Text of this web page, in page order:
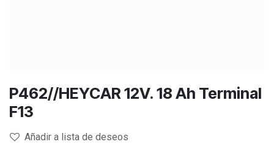
P462//HEYCAR 12V. 18 Ah Terminal
F13
Añadir a lista de deseos